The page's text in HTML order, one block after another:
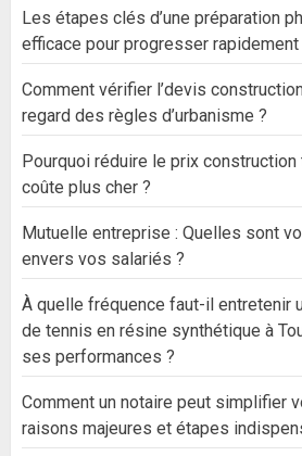
Les étapes clés d’une préparation
efficace pour progresser rapidement
Comment vérifier l’devis
regard des règles d’urbanisme ?
Pourquoi réduire le prix
coûte plus cher ?
Mutuelle entreprise : Quelles sont
envers vos salariés ?
À quelle fréquence faut-il entretenir
de tennis en résine synthétique à
ses performances ?
Comment un notaire peut simplifier
raisons majeures et étapes